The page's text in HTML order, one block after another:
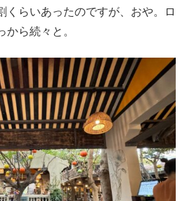
くらいあったのですが、おや。ロ
から続々と。